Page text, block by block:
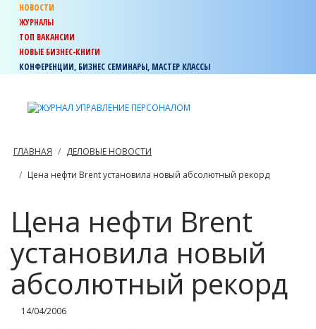
НОВОСТИ
ЖУРНАЛЫ
ТОП ВАКАНСИИ
НОВЫЕ БИЗНЕС-КНИГИ
КОНФЕРЕНЦИИ, БИЗНЕС СЕМИНАРЫ, МАСТЕР КЛАССЫ
ГЛАВНАЯ
ДЕЛОВЫЕ НОВОСТИ
Цена нефти Brent установила новый абсолютный рекорд
Цена нефти Brent
установила новый
абсолютный рекорд
14/04/2006